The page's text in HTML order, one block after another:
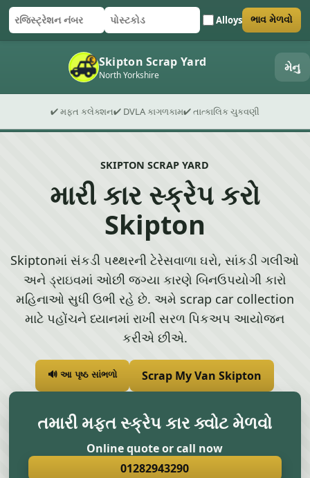
રજિસ્ટ્રેશન નંબર
પોસ્ટકોડ Alloys
ફોર્મ સબમિટ કરો ભાવ મેળવો
Skipton Scrap Yard
North Yorkshire મેનુ
✔ મફત કલેક્શન✔ DVLA કાગળકામ✔ તાત્કાલિક ચુકવણી
SKIPTON SCRAP YARD
મારી કાર સ્ક્રેપ કરો
Skipton
Skiptonમાં સંકડી પથ્થરની ટેરેસવાળા ઘરો, સાંકડી ગલીઓ
અને ડ્રાઇવમાં ઓછી જગ્યા કારણે બિનઉપયોગી કારો
મહિનાઓ સુધી ઉભી રહે છે. અમે scrap car collection
માટે પહોંચને ધ્યાનમાં રાખી સરળ પિકઅપ આયોજન
કરીએ છીએ.
🔊 આ પૃષ્ઠ સાંભળો Scrap My Van Skipton
તમારી મફત સ્ક્રેપ કાર ક્વોટ મેળવો
Online quote or call now
01282943290